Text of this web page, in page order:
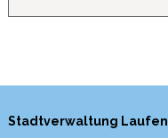
Stadtverwaltung Laufen